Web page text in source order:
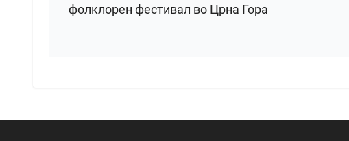
фолклорен фестивал во Црна Гора